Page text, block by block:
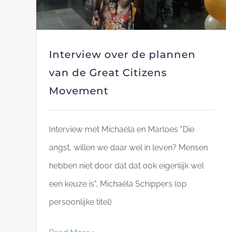
Interview over de plannen
van de Great Citizens
Movement
Interview met Michaéla en Marloes "Die
angst, willen we daar wel in leven? Mensen
hebben niet door dat dat ook eigenlijk wel
een keuze is", Michaéla Schippers (op
persoonlijke titel)